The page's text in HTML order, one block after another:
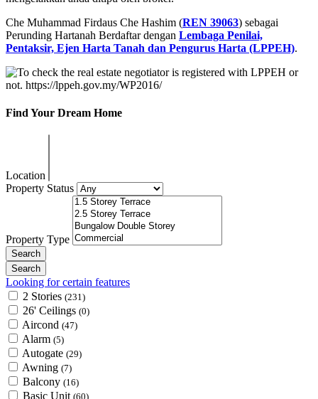
Che Muhammad Firdaus Che Hashim (REN 39063) sebagai
Perunding Hartanah Berdaftar dengan Lembaga Penilai,
Pentaksir, Ejen Harta Tanah dan Pengurus Harta (LPPEH).
Find Your Dream Home
Location
Property Status
Property Type
Looking for certain features
2 Stories (231)
26' Ceilings (0)
Aircond (47)
Alarm (5)
Autogate (29)
Awning (7)
Balcony (16)
Basic Unit (60)